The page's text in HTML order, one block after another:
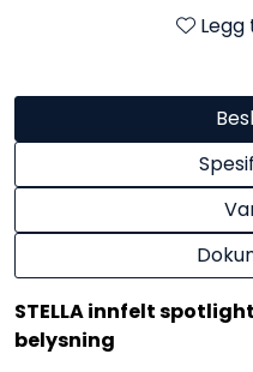
STELLA innfelt
belysning